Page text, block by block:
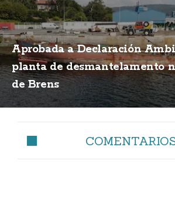
Aprobada a Declaración
planta de desmantelamento
de Brens